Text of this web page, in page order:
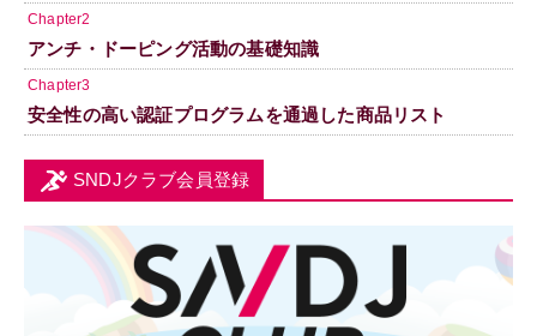
Chapter2
アンチ・ドーピング活動の基礎知識
Chapter3
安全性の高い認証プログラムを通過した商品リスト
SNDJクラブ会員登録